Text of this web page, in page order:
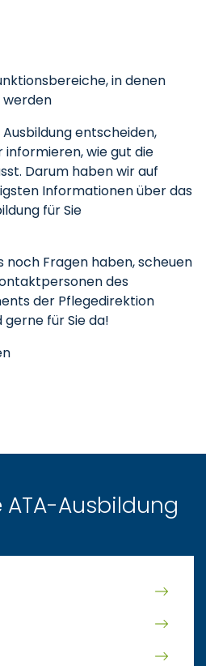
in denen
werden
entscheiden,
informieren, wie gut die
Darum haben wir auf
Informationen über das
für Sie
noch Fragen haben, scheuen
des
der Pflegedirektion
für Sie da!
Ausbildung